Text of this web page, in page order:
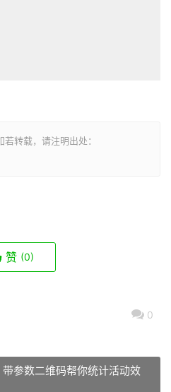
转载，请注明出处：
赞 (0)
0
参数二维码帮你统计活动效